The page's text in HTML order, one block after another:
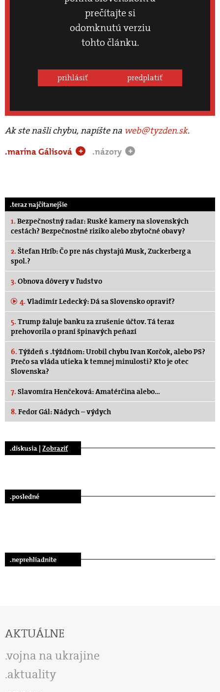
prečítajte si
odomknutú verziu
tohto článku.
prihlásiť predplatiť
Ak ste našli chybu, napíšte na web@tyzden.sk.
.marína Gálisová
+ .názory +
.teraz najčítanejšie
1. Bezpečnostný radar: Ruské kamery na slovenských
cestách? Bezpečnostné riziko alebo zbytočné obavy?
2. Štefan Hríb: Čo pre nás chystajú Musk, Zuckerberg a
spol.?
3. Obnova dôvery v ľudstvo
4. Vladimír Ledecký: Dá sa Slovensko opraviť?
5. Trump žaluje banku za zrušenie účtov. Tá teraz
prehovorila o praní špinavých peňazí
6. Týždeň s .týždňom: Urobil chybu Ivan Korčok, alebo PS?
Prečo sa vláda utieka k temnej minulosti? Kto je otec
Slovenska?
7. Slavomíra Henčeková: Amatérčina alebo…
8. Fedor Gál: Nádych – výdych
.diskusia | Zobraziť
.posledné
.neprehliadnite
AKTUÁLNE
vojna na ukrajine
aktuality